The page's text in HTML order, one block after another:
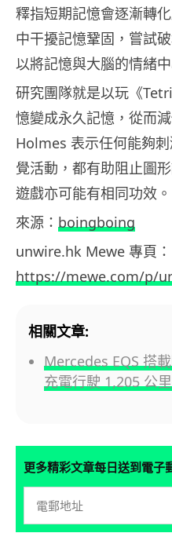
釋指短期記憶會逐漸轉
中干擾記憶鞏固，嘗試
以將記憶與大腦的情緒
研究團隊就是以玩《
憶變成永久記憶，從而
Holmes 表示任何能夠
覺活動，都有助阻止圖
遊戲亦可能有相同功效。
來源： boingboing
unwire.hk Mewe 專頁：
https://mewe.com/p/
相關文章:
Mercedes EQS 搭
充電行駛 1,205 公
更多精彩文章每日送到電子